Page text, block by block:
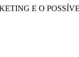
E O